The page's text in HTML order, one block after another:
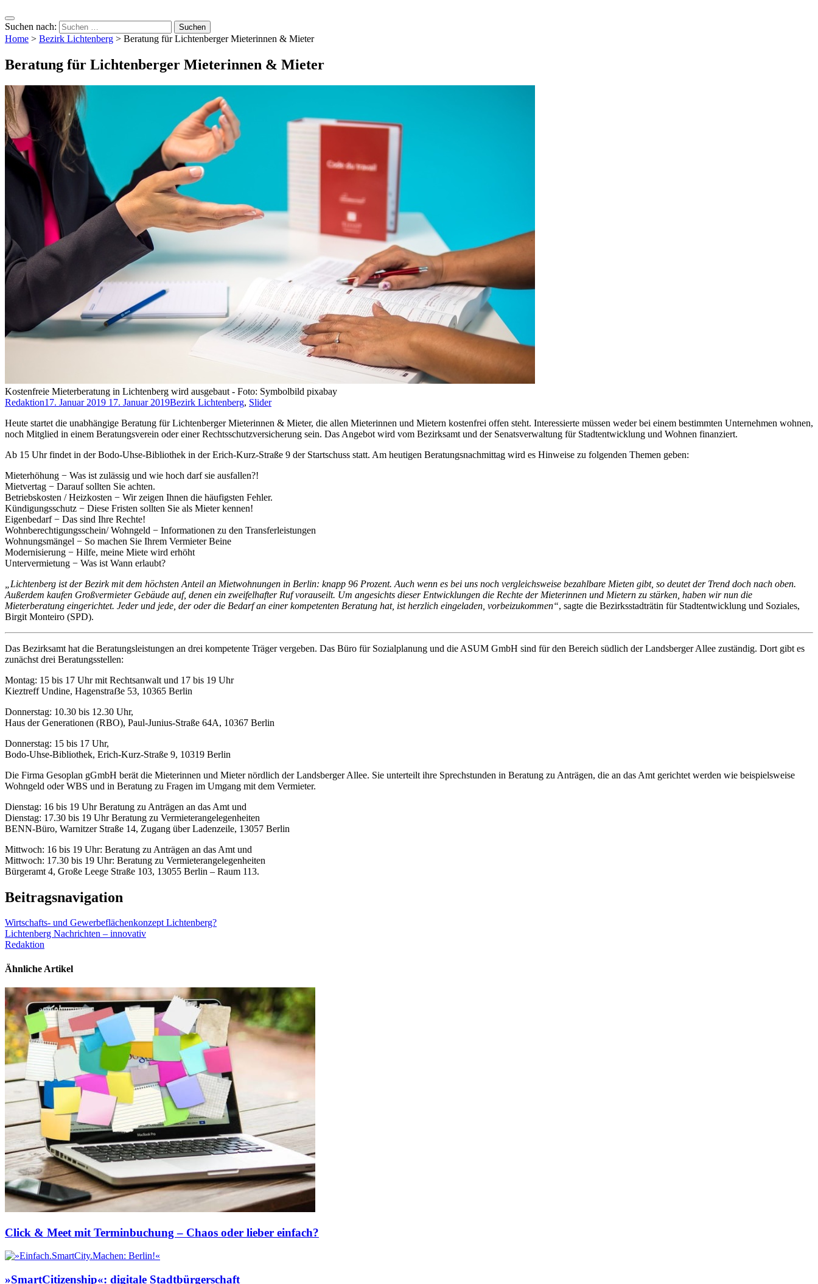
Suchen nach:
Home > Bezirk Lichtenberg > Beratung für Lichtenberger Mieterinnen & Mieter
Beratung für Lichtenberger Mieterinnen & Mieter
Kostenfreie Mieterberatung in Lichtenberg wird ausgebaut - Foto: Symbolbild pixabay
Redaktion17. Januar 2019 17. Januar 2019Bezirk Lichtenberg, Slider
Heute startet die unabhängige Beratung für Lichtenberger Mieterinnen & Mieter, die allen Mieterinnen und Mietern kostenfrei offen steht. Interessierte müssen weder bei einem bestimmten Unternehmen wohnen,
noch Mitglied in einem Beratungsverein oder einer Rechtsschutzversicherung sein. Das Angebot wird vom Bezirksamt und der Senatsverwaltung für Stadtentwicklung und Wohnen finanziert.
Ab 15 Uhr findet in der Bodo-Uhse-Bibliothek in der Erich-Kurz-Straße 9 der Startschuss statt. Am heutigen Beratungsnachmittag wird es Hinweise zu folgenden Themen geben:
Mieterhöhung − Was ist zulässig und wie hoch darf sie ausfallen?!
Mietvertag − Darauf sollten Sie achten.
Betriebskosten / Heizkosten − Wir zeigen Ihnen die häufigsten Fehler.
Kündigungsschutz − Diese Fristen sollten Sie als Mieter kennen!
Eigenbedarf − Das sind Ihre Rechte!
Wohnberechtigungsschein/ Wohngeld − Informationen zu den Transferleistungen
Wohnungsmängel − So machen Sie Ihrem Vermieter Beine
Modernisierung − Hilfe, meine Miete wird erhöht
Untervermietung − Was ist Wann erlaubt?
„Lichtenberg ist der Bezirk mit dem höchsten Anteil an Mietwohnungen in Berlin: knapp 96 Prozent. Auch wenn es bei uns noch vergleichsweise bezahlbare Mieten gibt, so deutet der Trend doch nach oben.
Außerdem kaufen Großvermieter Gebäude auf, denen ein zweifelhafter Ruf vorauseilt. Um angesichts dieser Entwicklungen die Rechte der Mieterinnen und Mietern zu stärken, haben wir nun die
Mieterberatung eingerichtet. Jeder und jede, der oder die Bedarf an einer kompetenten Beratung hat, ist herzlich eingeladen, vorbeizukommen“, sagte die Bezirksstadträtin für Stadtentwicklung und Soziales,
Birgit Monteiro (SPD).
Das Bezirksamt hat die Beratungsleistungen an drei kompetente Träger vergeben. Das Büro für Sozialplanung und die ASUM GmbH sind für den Bereich südlich der Landsberger Allee zuständig. Dort gibt es
zunächst drei Beratungsstellen:
Montag: 15 bis 17 Uhr mit Rechtsanwalt und 17 bis 19 Uhr
Kieztreff Undine, Hagenstraẞe 53, 10365 Berlin
Donnerstag: 10.30 bis 12.30 Uhr,
Haus der Generationen (RBO), Paul-Junius-Straße 64A, 10367 Berlin
Donnerstag: 15 bis 17 Uhr,
Bodo-Uhse-Bibliothek, Erich-Kurz-Straße 9, 10319 Berlin
Die Firma Gesoplan gGmbH berät die Mieterinnen und Mieter nördlich der Landsberger Allee. Sie unterteilt ihre Sprechstunden in Beratung zu Anträgen, die an das Amt gerichtet werden wie beispielsweise
Wohngeld oder WBS und in Beratung zu Fragen im Umgang mit dem Vermieter.
Dienstag: 16 bis 19 Uhr Beratung zu Anträgen an das Amt und
Dienstag: 17.30 bis 19 Uhr Beratung zu Vermieterangelegenheiten
BENN-Büro, Warnitzer Straße 14, Zugang über Ladenzeile, 13057 Berlin
Mittwoch: 16 bis 19 Uhr: Beratung zu Anträgen an das Amt und
Mittwoch: 17.30 bis 19 Uhr: Beratung zu Vermieterangelegenheiten
Bürgeramt 4, Große Leege Straße 103, 13055 Berlin – Raum 113.
Beitragsnavigation
Wirtschafts- und Gewerbeflächenkonzept Lichtenberg?
Lichtenberg Nachrichten – innovativ
Redaktion
Ähnliche Artikel
Click & Meet mit Terminbuchung – Chaos oder lieber einfach?
»SmartCitizenship«: digitale Stadtbürgerschaft